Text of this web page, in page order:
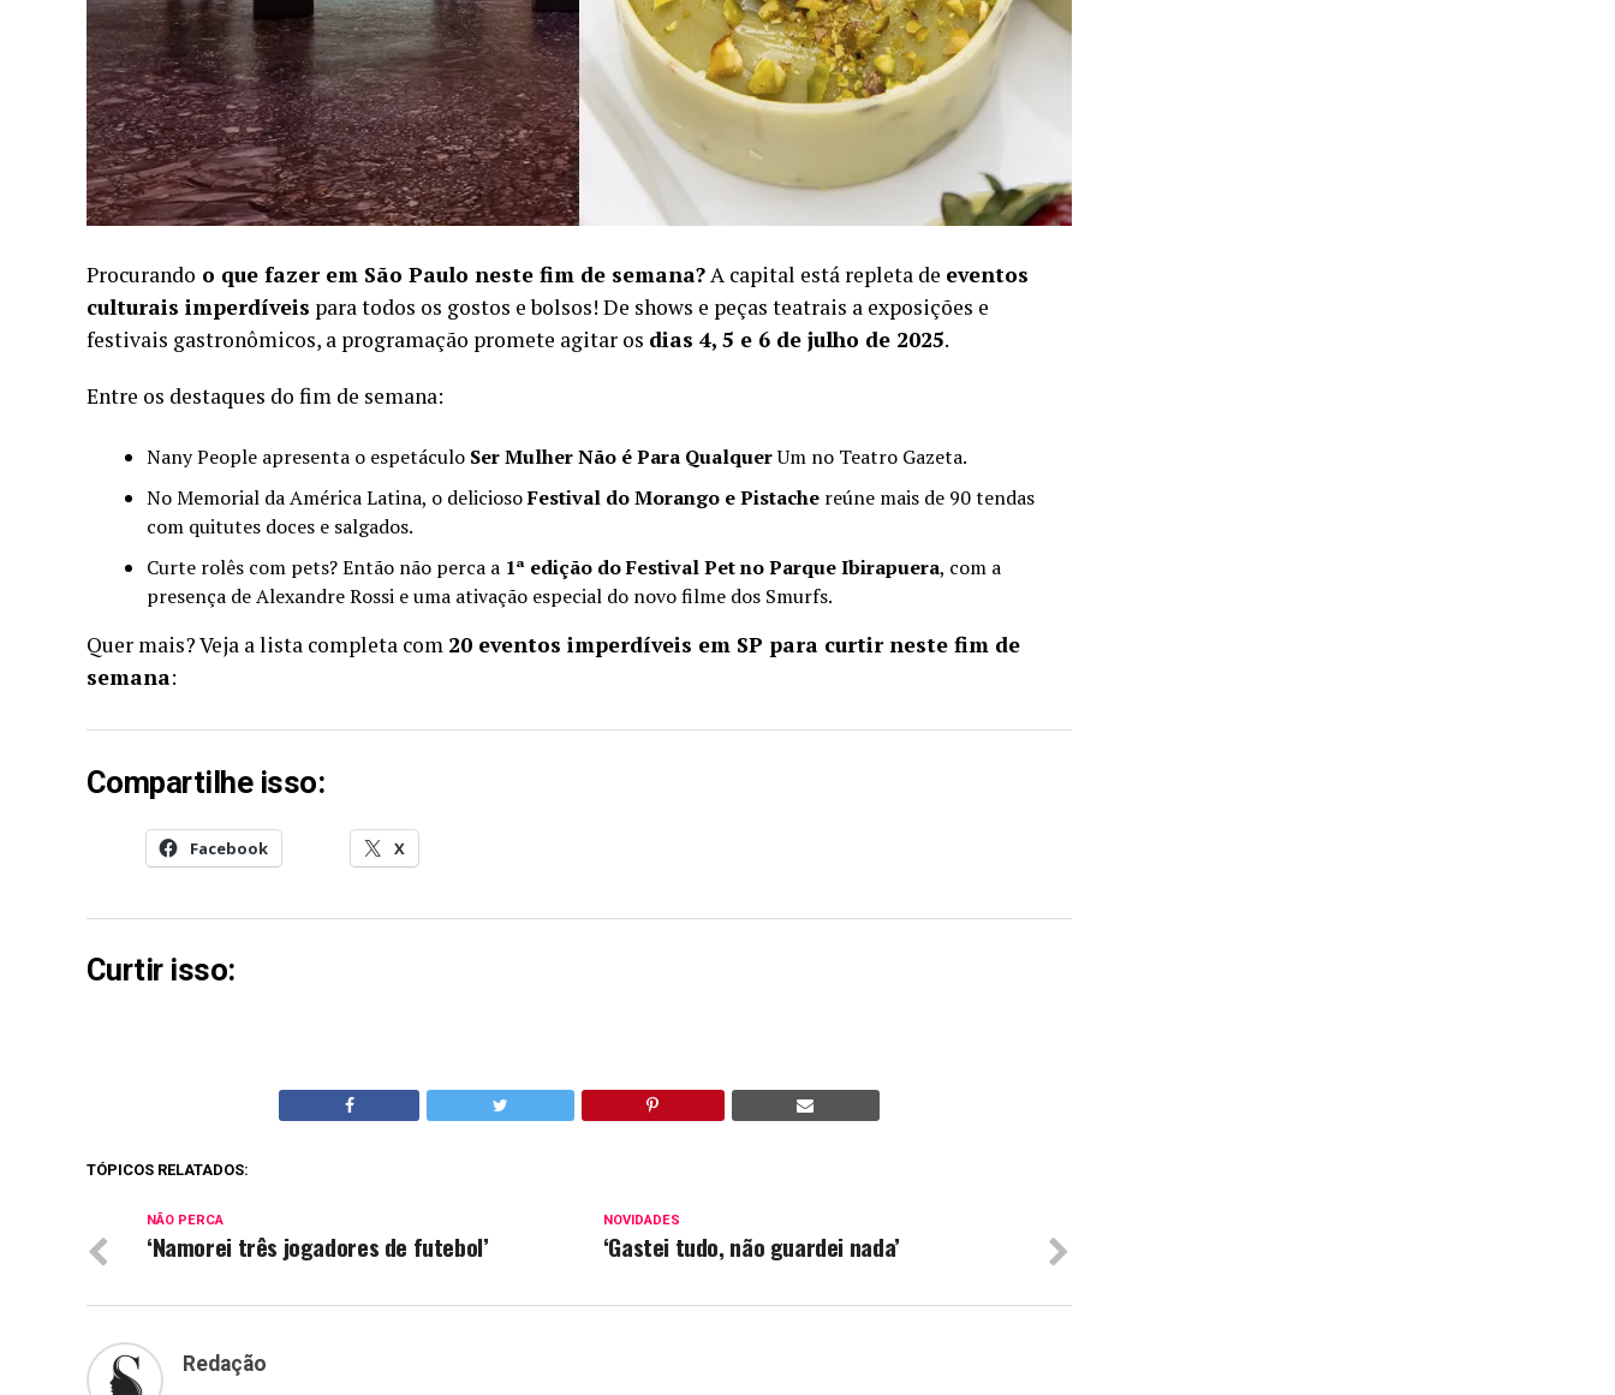
Procurando o que fazer em São Paulo neste fim de semana?A capital está repleta de eventos
culturais imperdíveis para todos os gostos e bolsos! De shows e peças teatrais a exposições e
festivais gastronômicos, a programação promete agitar os dias 4, 5 e 6 de julho de 2025.
Entre os destaques do fim de semana:
Nany People apresenta o espetáculo Ser Mulher Não é Para QualquerUm no Teatro Gazeta.
No Memorial da América Latina, o deliciosoFestival do Morango e Pistache reúne mais de 90 tendas
com quitutes doces e salgados.
Curte rolês com pets? Então não perca a 1ª edição do Festival Pet no Parque Ibirapuera, com a
presença de Alexandre Rossi e uma ativação especial do novo filme dos Smurfs.
Quer mais? Veja a lista completa com 20 eventos imperdíveis em SP para curtir neste fim de
semana:
Compartilhe isso:
Facebook X
Curtir isso:
TÓPICOS RELATADOS:
NOVIDADES
‘Gastei tudo, não guardei nada’
NÃO PERCA
‘Namorei três jogadores de futebol’
Redação